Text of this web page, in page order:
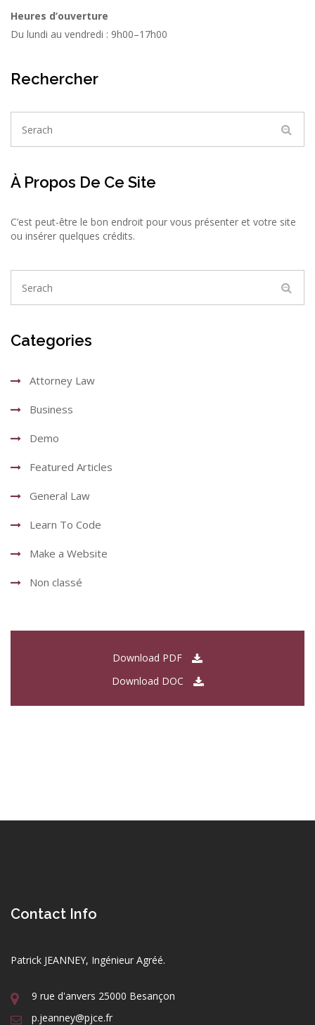
Heures d’ouverture
Du lundi au vendredi : 9h00–17h00
Rechercher
À Propos De Ce Site
C’est peut-être le bon endroit pour vous présenter et votre site
ou insérer quelques crédits.
Categories
Attorney Law
Business
Demo
Featured Articles
General Law
Learn To Code
Make a Website
Non classé
Download PDF
Download DOC
Contact Info
Patrick JEANNEY, Ingénieur Agréé.
9 rue d'anvers 25000 Besançon
p.jeanney@pjce.fr